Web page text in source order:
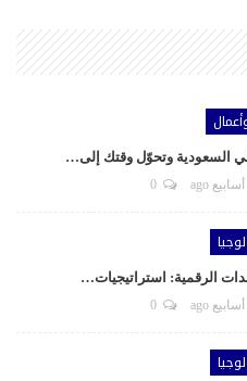
السعودية وتحوّل وقتك إلى…
الرقمية: استراتيجيات…